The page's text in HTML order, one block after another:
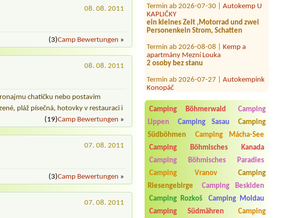
KAPLIČKY
ein kleines Zelt ,Motorrad und zwei
Personenkein Strom, Schatten
Termin ab 2026-08-08 |Kemp a
apartmány Mezní Louka
2 osoby bez stanu
Termin ab 2026-07-27 |
Konopáč
karavan, El. přípojka, 1 osoba, 1 dítě
Termin ab 2026-08-16 |WAKESURF
ROZKOŠ
2 místa pro 2 stany
Termin ab 2026-08-02 |Kemp Oáza
Termin ab 2026-08-05 |Autokempink
U Splavu
2x2b room, 2 adults and 3 children
Termin ab 2026-08-06 |Camp Borný
1 Stellplatz Wohnmobil 7,5m / 4,5t 2
Erwachsene + 2 Kinder
Camping Böhmerwald
Camping
Lippen
Camping Sasau
Camping
Südböhmen
Camping Mácha-See
Camping Böhmisches Kanada
Camping Böhmisches Paradies
Camping Vranov
Camping
Riesengebirge
Camping Beskiden
Camping Rozkoš
Camping Moldau
Camping Südmähren
Camping
08. 08. 2011
(3)Camp Bewertungen »
08. 08. 2011
chatičku nebo postavim
pláž písečná, hotovky v restauraci i
(19)Camp Bewertungen »
07. 08. 2011
(3)Camp Bewertungen »
07. 08. 2011